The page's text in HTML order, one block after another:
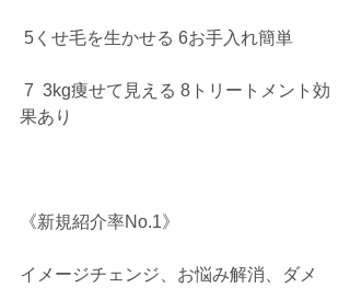
5くせ毛を生かせる 6お手入れ簡単
7  3kg痩せて見える 8トリートメント効
果あり
《新規紹介率No.1》
イメージチェンジ、お悩み解消、ダメ